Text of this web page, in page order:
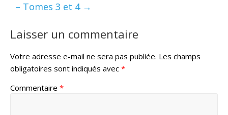
– Tomes 3 et 4 →
Laisser un commentaire
Votre adresse e-mail ne sera pas publiée. Les champs
obligatoires sont indiqués avec *
Commentaire *